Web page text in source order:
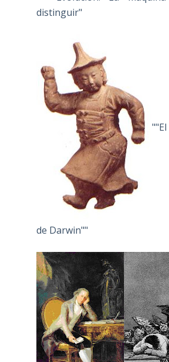
distinguir"
de Darwin""